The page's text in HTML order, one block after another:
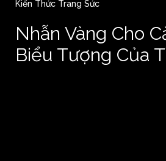
Kiến Thức Trang Sức
Nhẫn Vàng Cho
Biểu Tượng Của